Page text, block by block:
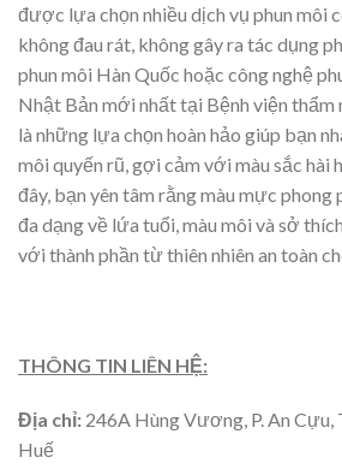
được lựa chọn nhiều dịch vụ phun môi
không đau rát, không gây ra tác dụng
phun môi Hàn Quốc hoặc công nghệ
Nhật Bản mới nhất tại Bệnh viện thẩm
là những lựa chọn hoàn hảo giúp bạn
môi quyến rũ, gợi cảm với màu sắc hài
đây, bạn yên tâm rằng màu mực phong
đa dạng về lứa tuổi, màu môi và sở
với thành phần từ thiên nhiên an toàn
THÔNG TIN LIÊN HỆ:
Địa chỉ: 246A Hùng Vương, P. An Cựu,
Huế